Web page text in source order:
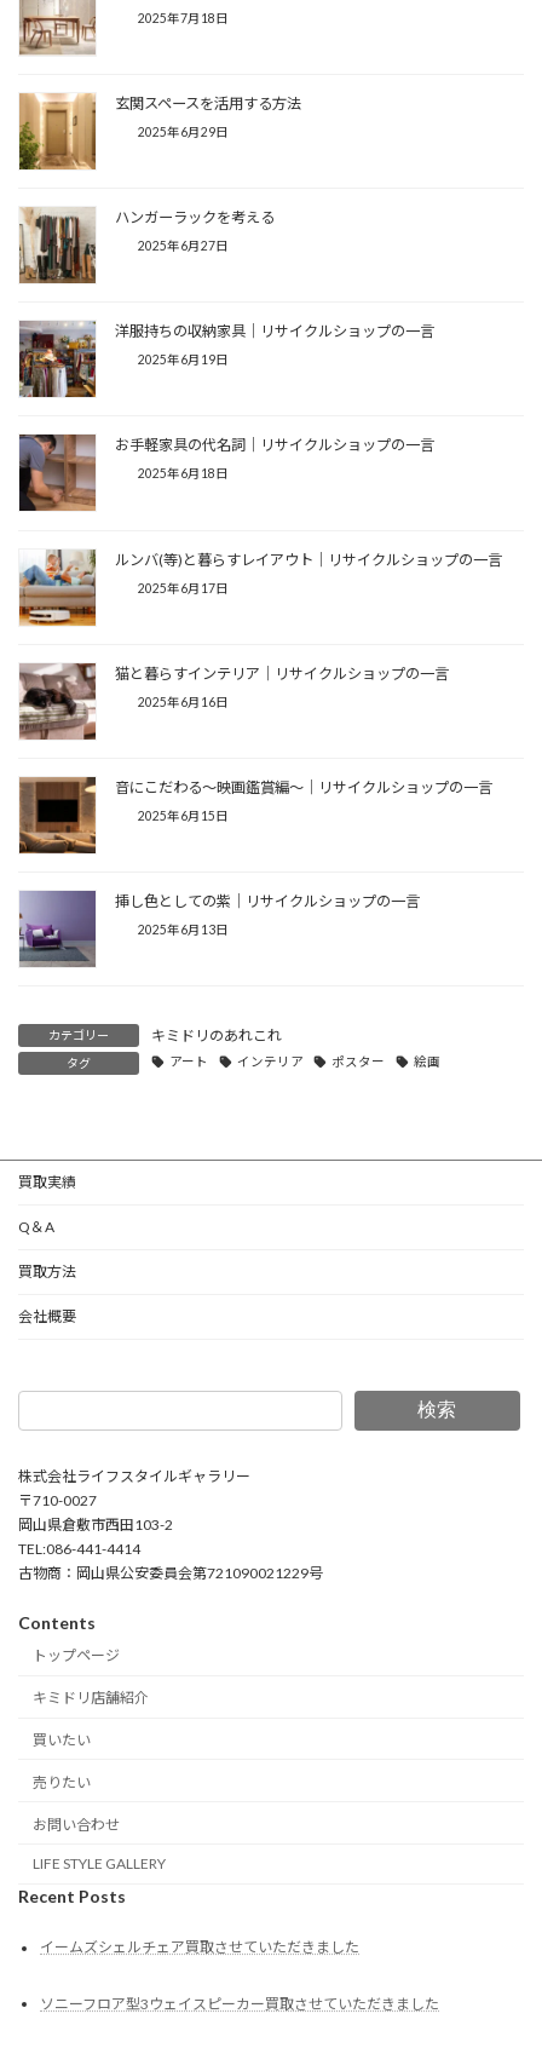
2025年7月18日
玄関スペースを活用する方法
2025年6月29日
ハンガーラックを考える
2025年6月27日
洋服持ちの収納家具│リサイクルショップの一言
2025年6月19日
お手軽家具の代名詞│リサイクルショップの一言
2025年6月18日
ルンバ(等)と暮らすレイアウト│リサイクルショップの一言
2025年6月17日
猫と暮らすインテリア│リサイクルショップの一言
2025年6月16日
音にこだわる～映画鑑賞編～│リサイクルショップの一言
2025年6月15日
挿し色としての紫│リサイクルショップの一言
2025年6月13日
カテゴリー キミドリのあれこれ
タグ アート インテリア ポスター 絵画
買取実績
Q＆A
買取方法
会社概要
検索
株式会社ライフスタイルギャラリー
〒710-0027
岡山県倉敷市西田103-2
TEL:086-441-4414
古物商：岡山県公安委員会第721090021229号
Contents
トップページ
キミドリ店舗紹介
買いたい
売りたい
お問い合わせ
LIFE STYLE GALLERY
Recent Posts
イームズシェルチェア買取させていただきました
ソニーフロア型3ウェイスピーカー買取させていただきました